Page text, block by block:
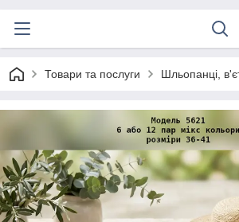
Товари та послуги Шльопанці,